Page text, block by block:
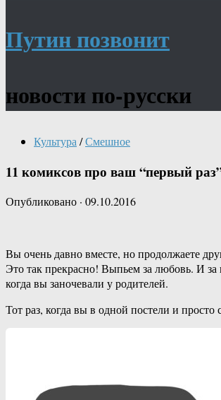
Путин позвонит
новости по-русски
Культура /Смешное
11 комиксов про ваш “первый
Опубликовано · 09.10.2016
Вы очень давно вместе, но продолжаете
Это так прекрасно! Выпьем за любовь. И
когда вы заночевали у родителей.
Тот раз, когда вы в одной постели и просто